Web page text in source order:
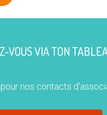
VOUS VIA TON
nos contacts